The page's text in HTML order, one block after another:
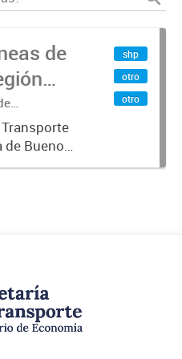
de
de Buenos
shp
otro
otro